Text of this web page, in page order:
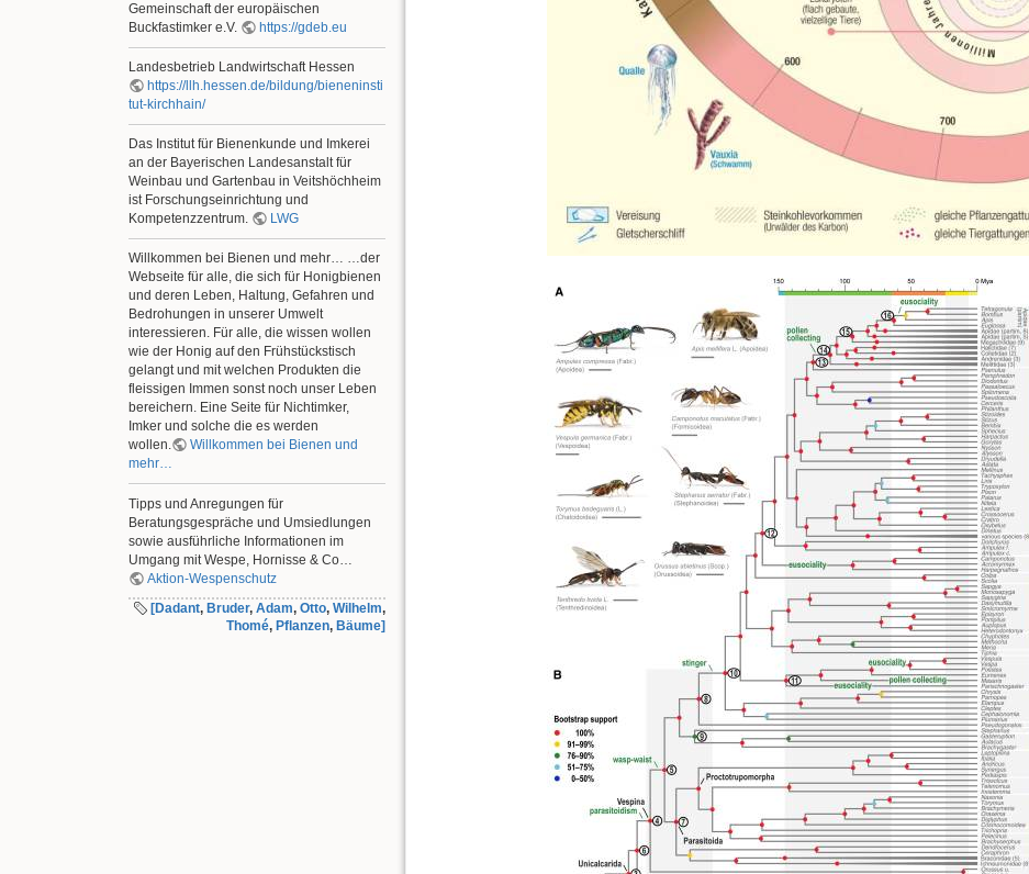
Gemeinschaft der europäischen
Buckfastimker e.V.
https://gdeb.eu
Landesbetrieb Landwirtschaft Hessen
https://llh.hessen.de/bildung/bieneninsti
tut-kirchhain/
Das Institut für Bienenkunde und Imkerei
an der Bayerischen Landesanstalt für
Weinbau und Gartenbau in Veitshöchheim
ist Forschungseinrichtung und
Kompetenzzentrum.
LWG
Willkommen bei Bienen und mehr… …der
Webseite für alle, die sich für Honigbienen
und deren Leben, Haltung, Gefahren und
Bedrohungen in unserer Umwelt
interessieren. Für alle, die wissen wollen
wie der Honig auf den Frühstückstisch
gelangt und mit welchen Produkten die
fleissigen Immen sonst noch unser Leben
bereichern. Eine Seite für Nichtimker,
Imker und solche die es werden
wollen.
Willkommen bei Bienen und
mehr…
Tipps und Anregungen für
Beratungsgespräche und Umsiedlungen
sowie ausführliche Informationen im
Umgang mit Wespe, Hornisse & Co…
Aktion-Wespenschutz
[Dadant, Bruder, Adam, Otto, Wilhelm,
Thomé, Pflanzen, Bäume]